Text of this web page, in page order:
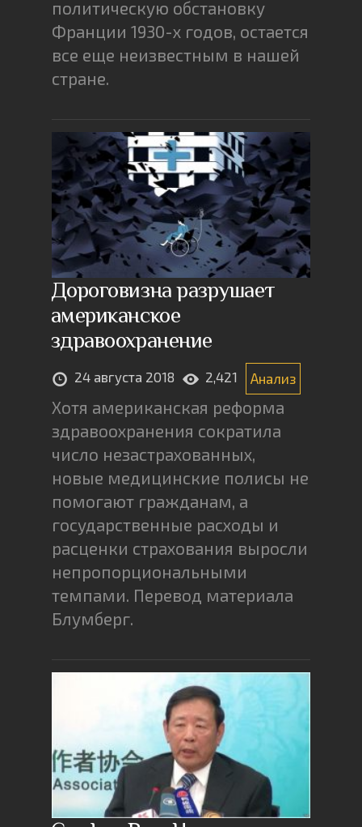
политическую обстановку
Франции 1930-х годов, остается
все еще неизвестным в нашей
стране.
Дороговизна разрушает
американское
здравоохранение
24 августа 2018 2,421 Анализ
Хотя американская реформа
здравоохранения сократила
число незастрахованных,
новые медицинские полисы не
помогают гражданам, а
государственные расходы и
расценки страхования выросли
непропорциональными
темпами. Перевод материала
Блумберг.